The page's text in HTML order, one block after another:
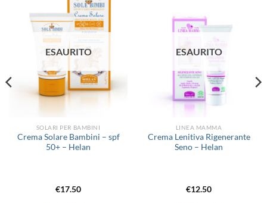
Aggiungi
alla lista
dei
desideri
ESAURITO
SOLARI PER BAMBINI
Crema Solare Bambini – spf
50+ – Helan
€17.50
desideri
ESAURITO
LINEA MAMMA
Crema Lenitiva Rigenerante
Seno – Helan
€12.50